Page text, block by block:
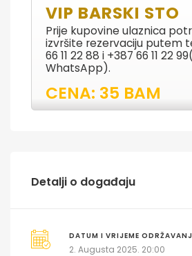
VIP BARSKI STO
Prije kupovine ulaznica
izvršite rezervaciju putem
66 11 22 88 i +387 66 11 22
WhatsApp).
CENA: 35 BAM
Detalji o događaju
DATUM I VRIJEME
2. Augusta 2025. 20:00